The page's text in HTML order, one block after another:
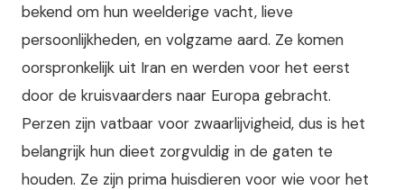
bekend om hun weelderige vacht, lieve
persoonlijkheden, en volgzame aard. Ze komen
oorspronkelijk uit Iran en werden voor het eerst
door de kruisvaarders naar Europa gebracht.
Perzen zijn vatbaar voor zwaarlijvigheid, dus is het
belangrijk hun dieet zorgvuldig in de gaten te
houden. Ze zijn prima huisdieren voor wie voor het